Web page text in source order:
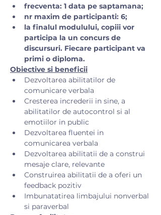
frecventa: 1 data pe saptamana;
nr maxim de participanti: 6;
la finalul modulului, copiii vor
participa la un concurs de
discursuri. Fiecare participant va
primi o diploma.
Obiective si beneficii
Dezvoltarea abilitatilor de
comunicare verbala
Cresterea increderii in sine, a
abilitatilor de autocontrol si al
emotiilor in public
Dezvoltarea fluentei in
comunicarea verbala
Dezvoltarea abilitatii de a construi
mesaje clare, relevante
Construirea abilitatii de a oferi un
feedback pozitiv
Imbunatatirea limbajului nonverbal
si paraverbal